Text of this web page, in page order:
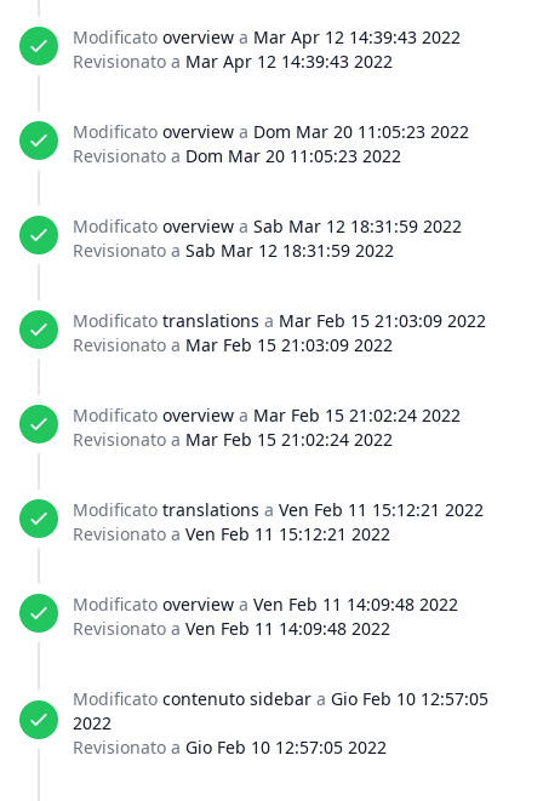
Modificato overview a Mar Apr 12 14:39:43 2022
Revisionato a Mar Apr 12 14:39:43 2022
Modificato overview a Dom Mar 20 11:05:23 2022
Revisionato a Dom Mar 20 11:05:23 2022
Modificato overview a Sab Mar 12 18:31:59 2022
Revisionato a Sab Mar 12 18:31:59 2022
Modificato translations a Mar Feb 15 21:03:09 2022
Revisionato a Mar Feb 15 21:03:09 2022
Modificato overview a Mar Feb 15 21:02:24 2022
Revisionato a Mar Feb 15 21:02:24 2022
Modificato translations a Ven Feb 11 15:12:21 2022
Revisionato a Ven Feb 11 15:12:21 2022
Modificato overview a Ven Feb 11 14:09:48 2022
Revisionato a Ven Feb 11 14:09:48 2022
Modificato contenuto sidebar a Gio Feb 10 12:57:05
2022
Revisionato a Gio Feb 10 12:57:05 2022